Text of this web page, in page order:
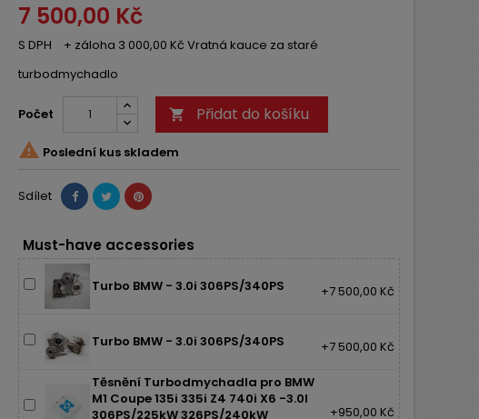
7 500,00 Kč
S DPH
+ záloha 3 000,00 Kč Vratná kauce za staré
turbodmychadlo
Počet  Přidat do košíku
 Poslední kus skladem
Sdílet
Must-have accessories
Turbo BMW - 3.0i 306PS/340PS +7 500,00 Kč
Turbo BMW - 3.0i 306PS/340PS +7 500,00 Kč
Těsnění Turbodmychadla pro BMW
M1 Coupe 135i 335i Z4 740i X6 -3.0l
306PS/225kW 326PS/240kW
+950,00 Kč